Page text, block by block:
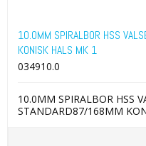
10.0MM SPIRALBOR HSS
KONISK HALS MK 1
034910.0
10.0MM SPIRALBOR HSS
STANDARD87/168MM